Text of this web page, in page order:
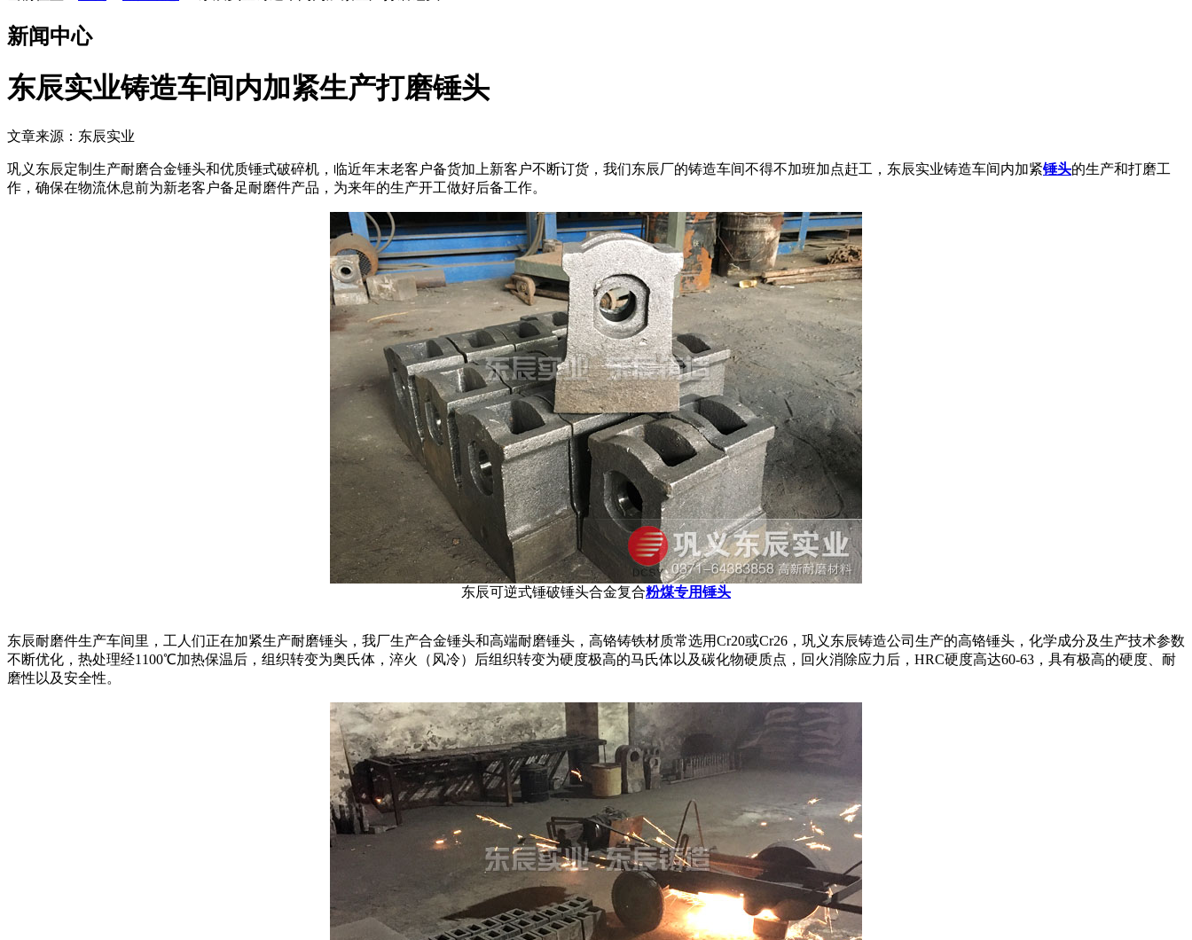
新闻中心
东辰实业铸造车间内加紧生产打磨锤头
文章来源：东辰实业
巩义东辰定制生产耐磨合金锤头和优质锤式破碎机，临近年末老客户备货加上新客户不断订货，我们东辰厂的铸造车间不得不加班加点赶工，东辰实业铸造车间内加紧锤头的生产和打磨工
作，确保在物流休息前为新老客户备足耐磨件产品，为来年的生产开工做好后备工作。
东辰可逆式锤破锤头合金复合粉煤专用锤头
东辰耐磨件生产车间里，工人们正在加紧生产耐磨锤头，我厂生产合金锤头和高端耐磨锤头，高铬铸铁材质常选用Cr20或Cr26，巩义东辰铸造公司生产的高铬锤头，化学成分及生产技术参数
不断优化，热处理经1100℃加热保温后，组织转变为奥氏体，淬火（风冷）后组织转变为硬度极高的马氏体以及碳化物硬质点，回火消除应力后，HRC硬度高达60-63，具有极高的硬度、耐
磨性以及安全性。